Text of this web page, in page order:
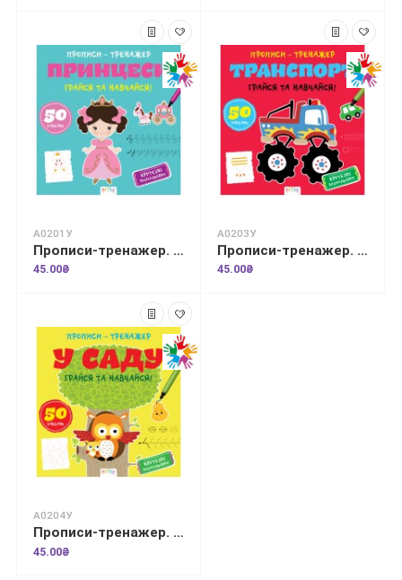
А0201У
Прописи-тренажер. Принцеси
45.00₴
А0203У
Прописи-тренажер. Транспорт
45.00₴
А0204У
Прописи-тренажер. У саду
45.00₴